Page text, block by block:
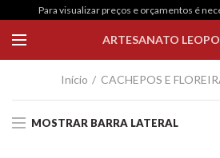
Para visualizar preços e orçamentos é
ARTESANATO
Início CACHEPOS E
MOSTRAR BARRA LATERAL